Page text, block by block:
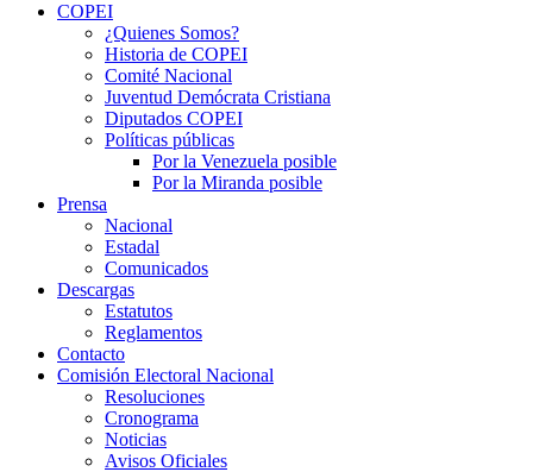
COPEI
¿Quienes Somos?
Historia de COPEI
Comité Nacional
Juventud Demócrata Cristiana
Diputados COPEI
Políticas públicas
Por la Venezuela posible
Por la Miranda posible
Prensa
Nacional
Estadal
Comunicados
Descargas
Estatutos
Reglamentos
Contacto
Comisión Electoral Nacional
Resoluciones
Cronograma
Noticias
Avisos Oficiales